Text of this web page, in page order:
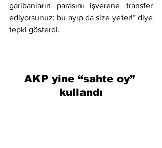
garibanların parasını işverene transfer
ediyorsunuz; bu ayıp da size yeter!” diye
tepki gösterdi.
AKP yine “sahte oy”
kullandı